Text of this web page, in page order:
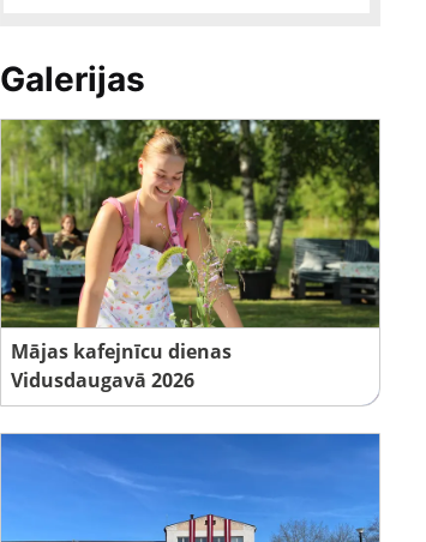
Galerijas
Mājas kafejnīcu dienas
Vidusdaugavā 2026